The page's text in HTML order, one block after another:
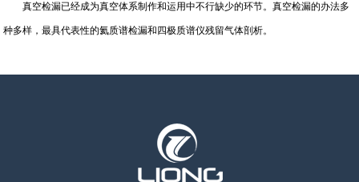
真空检漏已经成为真空体系制作和运用中不行缺少的环节。真空检漏的办法多
种多样，最具代表性的氦质谱检漏和四极质谱仪残留气体剖析。